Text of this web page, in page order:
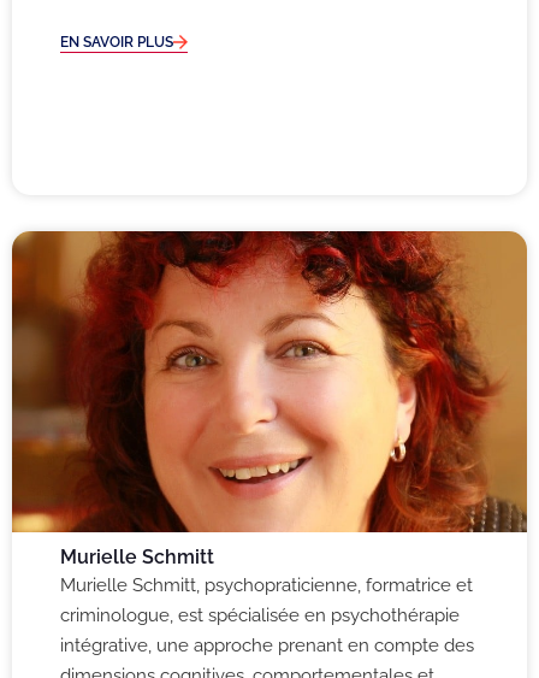
EN SAVOIR PLUS
Murielle Schmitt
Murielle Schmitt, psychopraticienne, formatrice et
criminologue, est spécialisée en psychothérapie
intégrative, une approche prenant en compte des